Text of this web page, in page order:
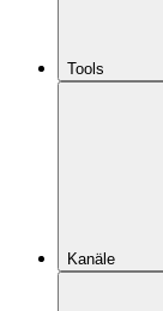
Tools
Kanäle